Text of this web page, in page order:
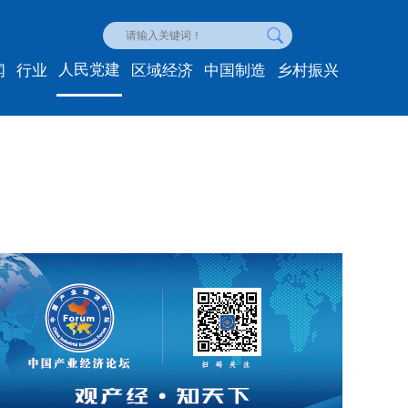
行业 人民党建 区域经济 中国制造 乡村振兴